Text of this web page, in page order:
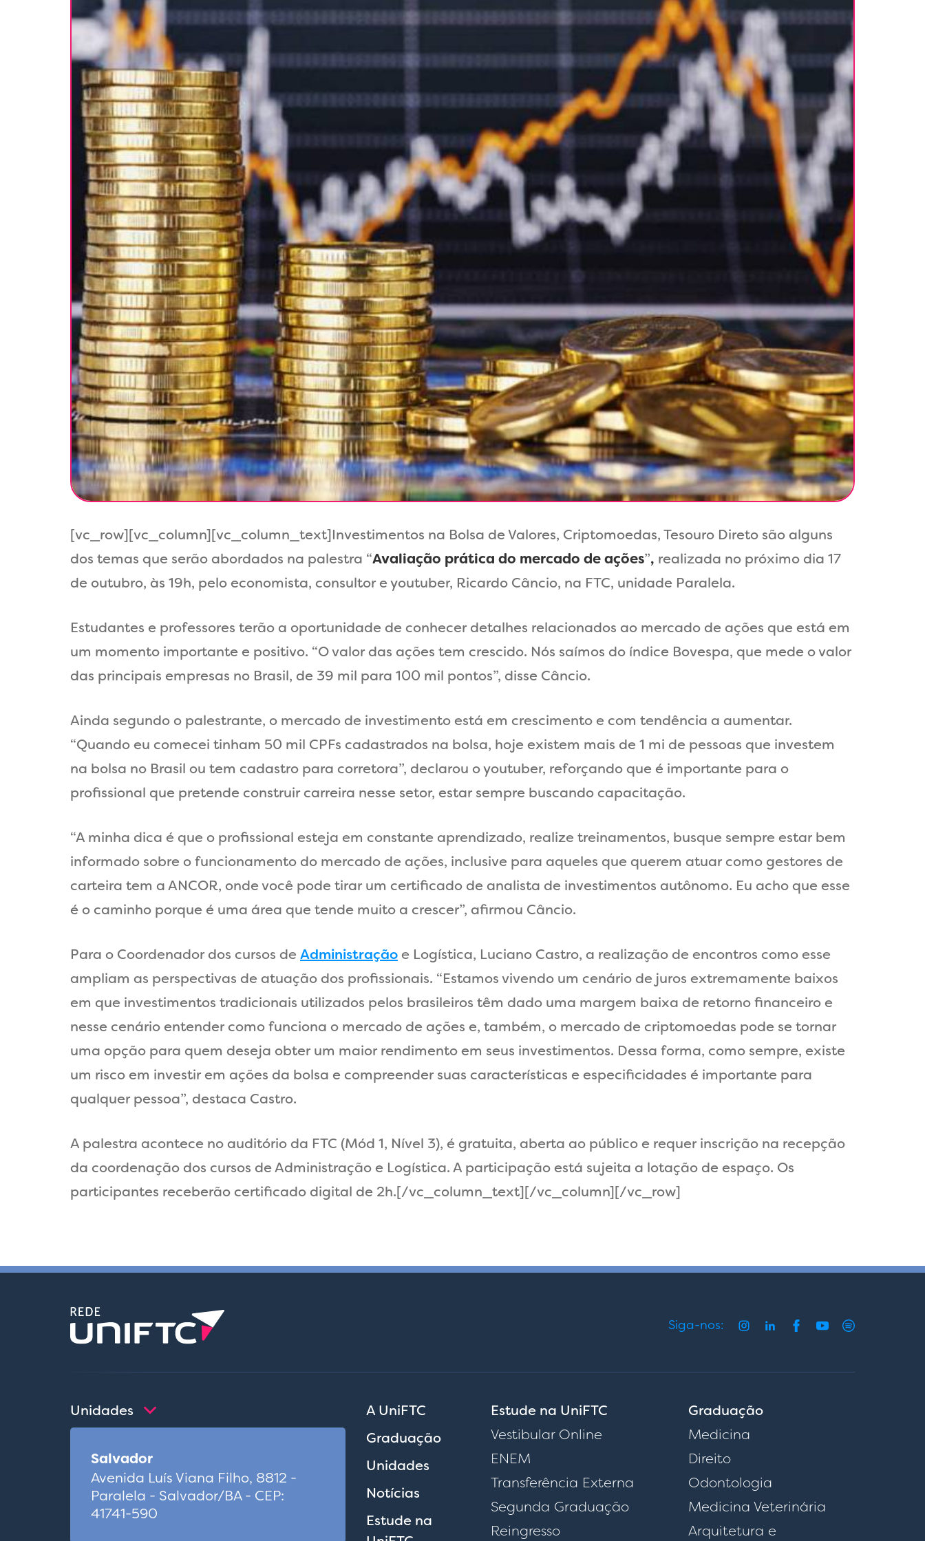
[vc_row][vc_column][vc_column_text]Investimentos na Bolsa de Valores, Criptomoedas, Tesouro Direto são alguns
dos temas que serão abordados na palestra “Avaliação prática do mercado de ações”, realizada no próximo dia 17
de outubro, às 19h, pelo economista, consultor e youtuber, Ricardo Câncio, na FTC, unidade Paralela.
Estudantes e professores terão a oportunidade de conhecer detalhes relacionados ao mercado de ações que está em
um momento importante e positivo. “O valor das ações tem crescido. Nós saímos do índice Bovespa, que mede o valor
das principais empresas no Brasil, de 39 mil para 100 mil pontos”, disse Câncio.
Ainda segundo o palestrante, o mercado de investimento está em crescimento e com tendência a aumentar.
“Quando eu comecei tinham 50 mil CPFs cadastrados na bolsa, hoje existem mais de 1 mi de pessoas que investem
na bolsa no Brasil ou tem cadastro para corretora”, declarou o youtuber, reforçando que é importante para o
profissional que pretende construir carreira nesse setor, estar sempre buscando capacitação.
“A minha dica é que o profissional esteja em constante aprendizado, realize treinamentos, busque sempre estar bem
informado sobre o funcionamento do mercado de ações, inclusive para aqueles que querem atuar como gestores de
carteira tem a ANCOR, onde você pode tirar um certificado de analista de investimentos autônomo. Eu acho que esse
é o caminho porque é uma área que tende muito a crescer”, afirmou Câncio.
Para o Coordenador dos cursos de Administraçãoe Logística, Luciano Castro, a realização de encontros como esse
ampliam as perspectivas de atuação dos profissionais. “Estamos vivendo um cenário de juros extremamente baixos
em que investimentos tradicionais utilizados pelos brasileiros têm dado uma margem baixa de retorno financeiro e
nesse cenário entender como funciona o mercado de ações e, também, o mercado de criptomoedas pode se tornar
uma opção para quem deseja obter um maior rendimento em seus investimentos. Dessa forma, como sempre, existe
um risco em investir em ações da bolsa e compreender suas características e especificidades é importante para
qualquer pessoa”, destaca Castro.
A palestra acontece no auditório da FTC (Mód 1, Nível 3), é gratuita, aberta ao público e requer inscrição na recepção
da coordenação dos cursos de Administração e Logística. A participação está sujeita a lotação de espaço. Os
participantes receberão certificado digital de 2h.[/vc_column_text][/vc_column][/vc_row]
Siga-nos:
Unidades
Salvador
Avenida Luís Viana Filho, 8812 -
Paralela - Salvador/BA - CEP:
41741-590
A UniFTC
Graduação
Unidades
Notícias
Estude na
Estude na UniFTC
Vestibular Online
ENEM
Transferência Externa
Segunda Graduação
Reingresso
Graduação
Medicina
Direito
Odontologia
Medicina Veterinária
Arquitetura e